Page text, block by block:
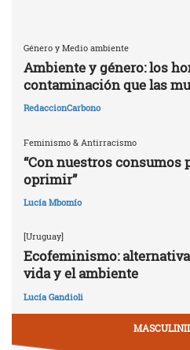
Género y Medio ambiente
Ambiente y género: los
contaminación que las
RedaccionCarbono
Feminismo & Antirracismo
“Con nuestros consumos
oprimir”
Lucía Mbomío
[Uruguay]
Ecofeminismo:
vida y el ambiente
Lucía Gandioli